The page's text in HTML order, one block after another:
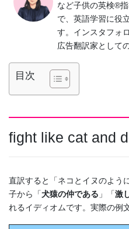
など子供の英検®
で、英語学習に役
す。インスタフォ
広告翻訳家として
目次
fight like cat and
直訳すると「ネコとイヌのよう
子から「犬猿の仲である 」「激
れるイディオムです。実際の例